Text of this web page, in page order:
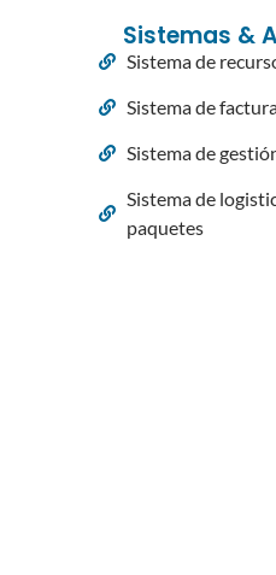
Sistemas &
Sistema de
Sistema de
Sistema de
Sistema de
paquetes